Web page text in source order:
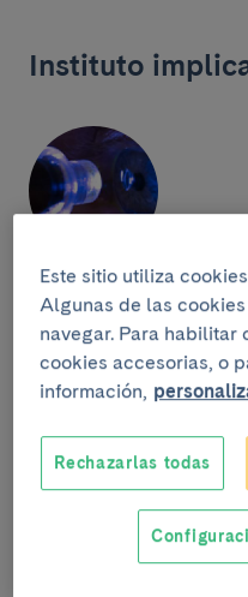
Instituto
Instituto Clínic de
Un proyecto elaborado junto
Este sitio utiliza
Algunas de las
navegar. Para habilitar
cookies accesorias, o
información,
Rechazarlas todas